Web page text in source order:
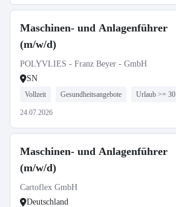
Maschinen- und Anlagenführer
(m/w/d)
POLYVLIES - Franz Beyer - GmbH
SN
Vollzeit Gesundheitsangebote Urlaub >= 30
24.07.2026
Maschinen- und Anlagenführer
(m/w/d)
Cartoflex GmbH
Deutschland